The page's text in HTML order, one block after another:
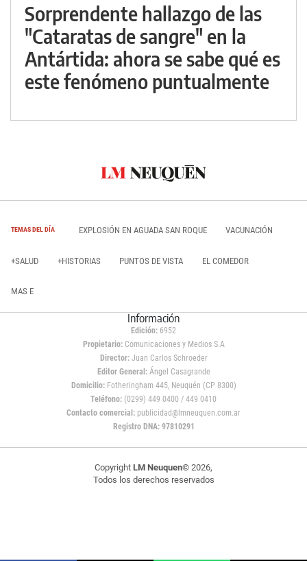
Sorprendente hallazgo de las
"Cataratas de sangre" en la
Antártida: ahora se sabe qué es
este fenómeno puntualmente
TEMAS DEL DÍA EXPLOSIÓN EN AGUADA SAN ROQUE VACUNACIÓN
+SALUD +HISTORIAS PUNTOS DE VISTA EL COMEDOR
MAS E
Información
Edición: 6952
Propietario:Comunicaciones y Medios S.A
Director: Juan Carlos Schroeder
Editor General:Ángel Casagrande
Domicilio:Fotheringham 445, Neuquén (CP 8300)
Teléfono: (0299) 449 0400 / 449 0410
Contacto comercial: publicidad@lmneuquen.com.ar
Registro DNA: 97810291
Copyright LM Neuquen© 2026,
Todos los derechos reservados